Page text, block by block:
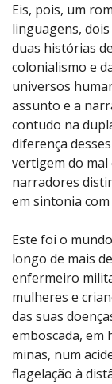
Eis, pois, um
linguagens,
duas histórias
colonialismo e
universos
assunto e a
contudo na
diferença
vertigem do mal
narradores
em sintonia
Este foi o
longo de mais
enfermeiro
mulheres e
das suas
emboscada, em
minas, num
flagelação à